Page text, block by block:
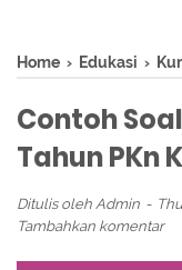
Home › Edukasi ›
Contoh
Tahun PKn
Ditulis oleh Admin
Tambahkan komentar